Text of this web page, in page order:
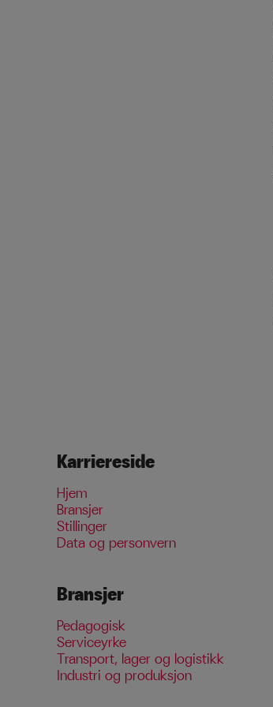
Karriereside
Hjem
Bransjer
Stillinger
Data og personvern
Bransjer
Pedagogisk
Serviceyrke
Transport, lager og logistikk
Industri og produksjon